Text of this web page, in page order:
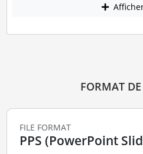
FORMAT
FILE FORMAT
PPS (PowerPoint